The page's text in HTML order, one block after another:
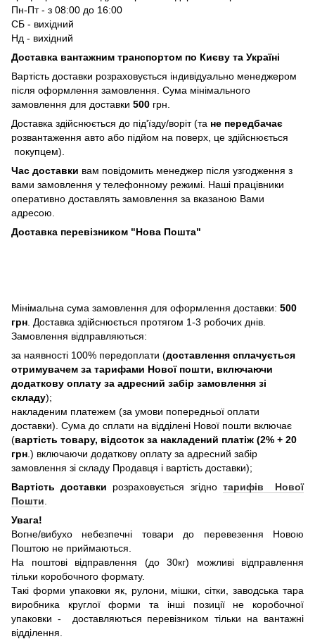
Пн-Пт - з 08:00 до 16:00
СБ - вихідний
Нд - вихідний
Доставка вантажним транспортом по Києву та Україні
Вартість доставки розраховується індивідуально менеджером
після оформлення замовлення. Сума мінімального
замовлення для доставки 500 грн.
Доставка здійснюється до під'їзду/воріт (та не передбачає
розвантаження авто або підйом на поверх, це здійснюється
покупцем).
Час доставки вам повідомить менеджер після узгодження з
вами замовлення у телефонному режимі. Наші працівники
оперативно доставлять замовлення за вказаною Вами
адресою.
Доставка перевізником "Нова Пошта"
Мінімальна сума замовлення для оформлення доставки: 500
грн . Доставка здійснюється протягом 1-3 робочих днів.
Замовлення відправляються:
за наявності 100% передоплати (доставлення сплачується
отримувачем за тарифами Нової пошти, включаючи
додаткову оплату за адресний забір замовлення зі
складу);
накладеним платежем (за умови попередньої оплати
доставки). Сума до сплати на відділені Нової пошти включає
(вартість товару, відсоток за накладений платіж (2% + 20
грн .) включаючи додаткову оплату за адресний забір
замовлення зі складу Продавця і вартість доставки);
Вартість доставки розраховується згідно тарифів Нової
Пошти
Увага!
Вогне/вибухо небезпечні товари до перевезення Новою
Поштою не приймаються.
На поштові відправлення (до 30кг) можливі відправлення
тільки коробочного формату.
Такі форми упаковки як, рулони, мішки, сітки, заводська тара
виробника круглої форми та інші позиції не коробочної
упаковки - доставляються перевізником тільки на вантажні
відділення.